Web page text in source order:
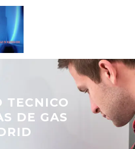
TECNICO
DE GAS